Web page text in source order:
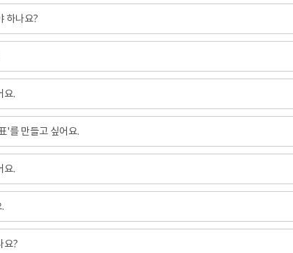
하나요?
요.
'를 만들고 싶어요.
요.
요?